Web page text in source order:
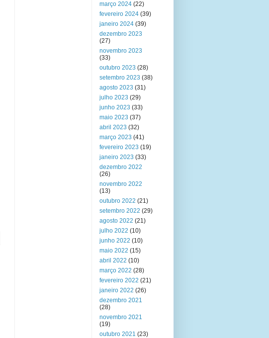
março 2024 (22)
fevereiro 2024 (39)
janeiro 2024 (39)
dezembro 2023
(27)
novembro 2023
(33)
outubro 2023 (28)
setembro 2023 (38)
agosto 2023 (31)
julho 2023 (29)
junho 2023 (33)
maio 2023 (37)
abril 2023 (32)
março 2023 (41)
fevereiro 2023 (19)
janeiro 2023 (33)
dezembro 2022
(26)
novembro 2022
(13)
outubro 2022 (21)
setembro 2022 (29)
agosto 2022 (21)
julho 2022 (10)
junho 2022 (10)
maio 2022 (15)
abril 2022 (10)
março 2022 (28)
fevereiro 2022 (21)
janeiro 2022 (26)
dezembro 2021
(28)
novembro 2021
(19)
outubro 2021 (23)